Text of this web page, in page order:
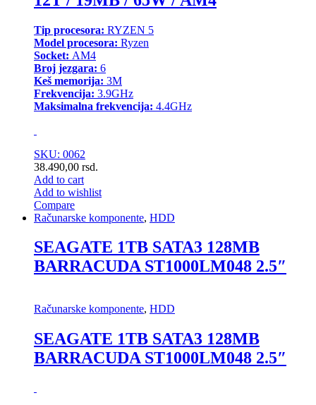
Tip procesora: RYZEN 5
Model procesora: Ryzen
Socket: AM4
Broj jezgara: 6
Keš memorija: 3M
Frekvencija: 3.9GHz
Maksimalna frekvencija: 4.4GHz
SKU: 0062
38.490,00 rsd.
Add to cart
Add to wishlist
Compare
Računarske komponente, HDD
SEAGATE 1TB SATA3 128MB
BARRACUDA ST1000LM048 2.5″
Računarske komponente, HDD
SEAGATE 1TB SATA3 128MB
BARRACUDA ST1000LM048 2.5″